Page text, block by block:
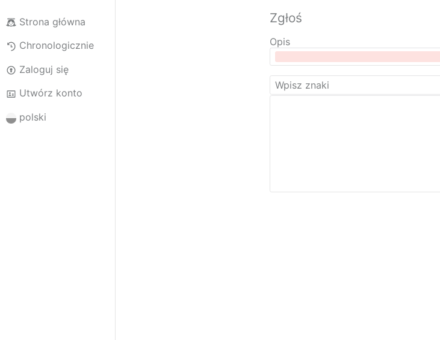
Strona główna
Chronologicznie
Zaloguj się
Utwórz konto
polski
Zgłoś
Opis